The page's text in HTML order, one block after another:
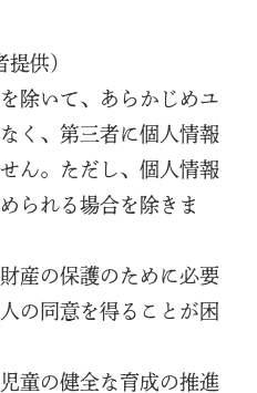
供）
除いて、あらかじめユ
く、第三者に個人情報
ん。ただし、個人情報
られる場合を除きま
産の保護のために必要
の同意を得ることが困
童の健全な育成の推進